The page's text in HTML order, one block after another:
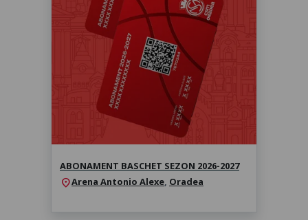
Abonament baschet sezon 2026-
2027
Sezonul 2026-2027
ABONAMENT BASCHET SEZON 2026-2027
location_onArena Antonio Alexe, Oradea